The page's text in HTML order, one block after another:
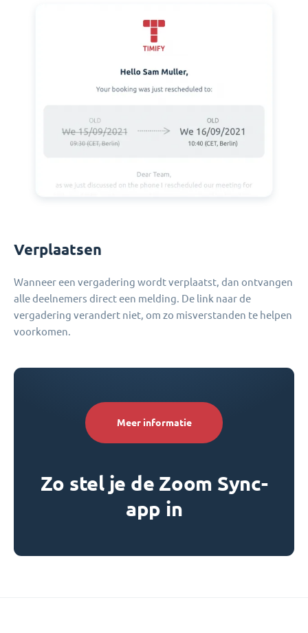
Verplaatsen
Wanneer een vergadering wordt verplaatst, dan ontvangen
alle deelnemers direct een melding. De link naar de
vergadering verandert niet, om zo misverstanden te helpen
voorkomen.
Zo stel je de Zoom Sync-
app in
Meer informatie